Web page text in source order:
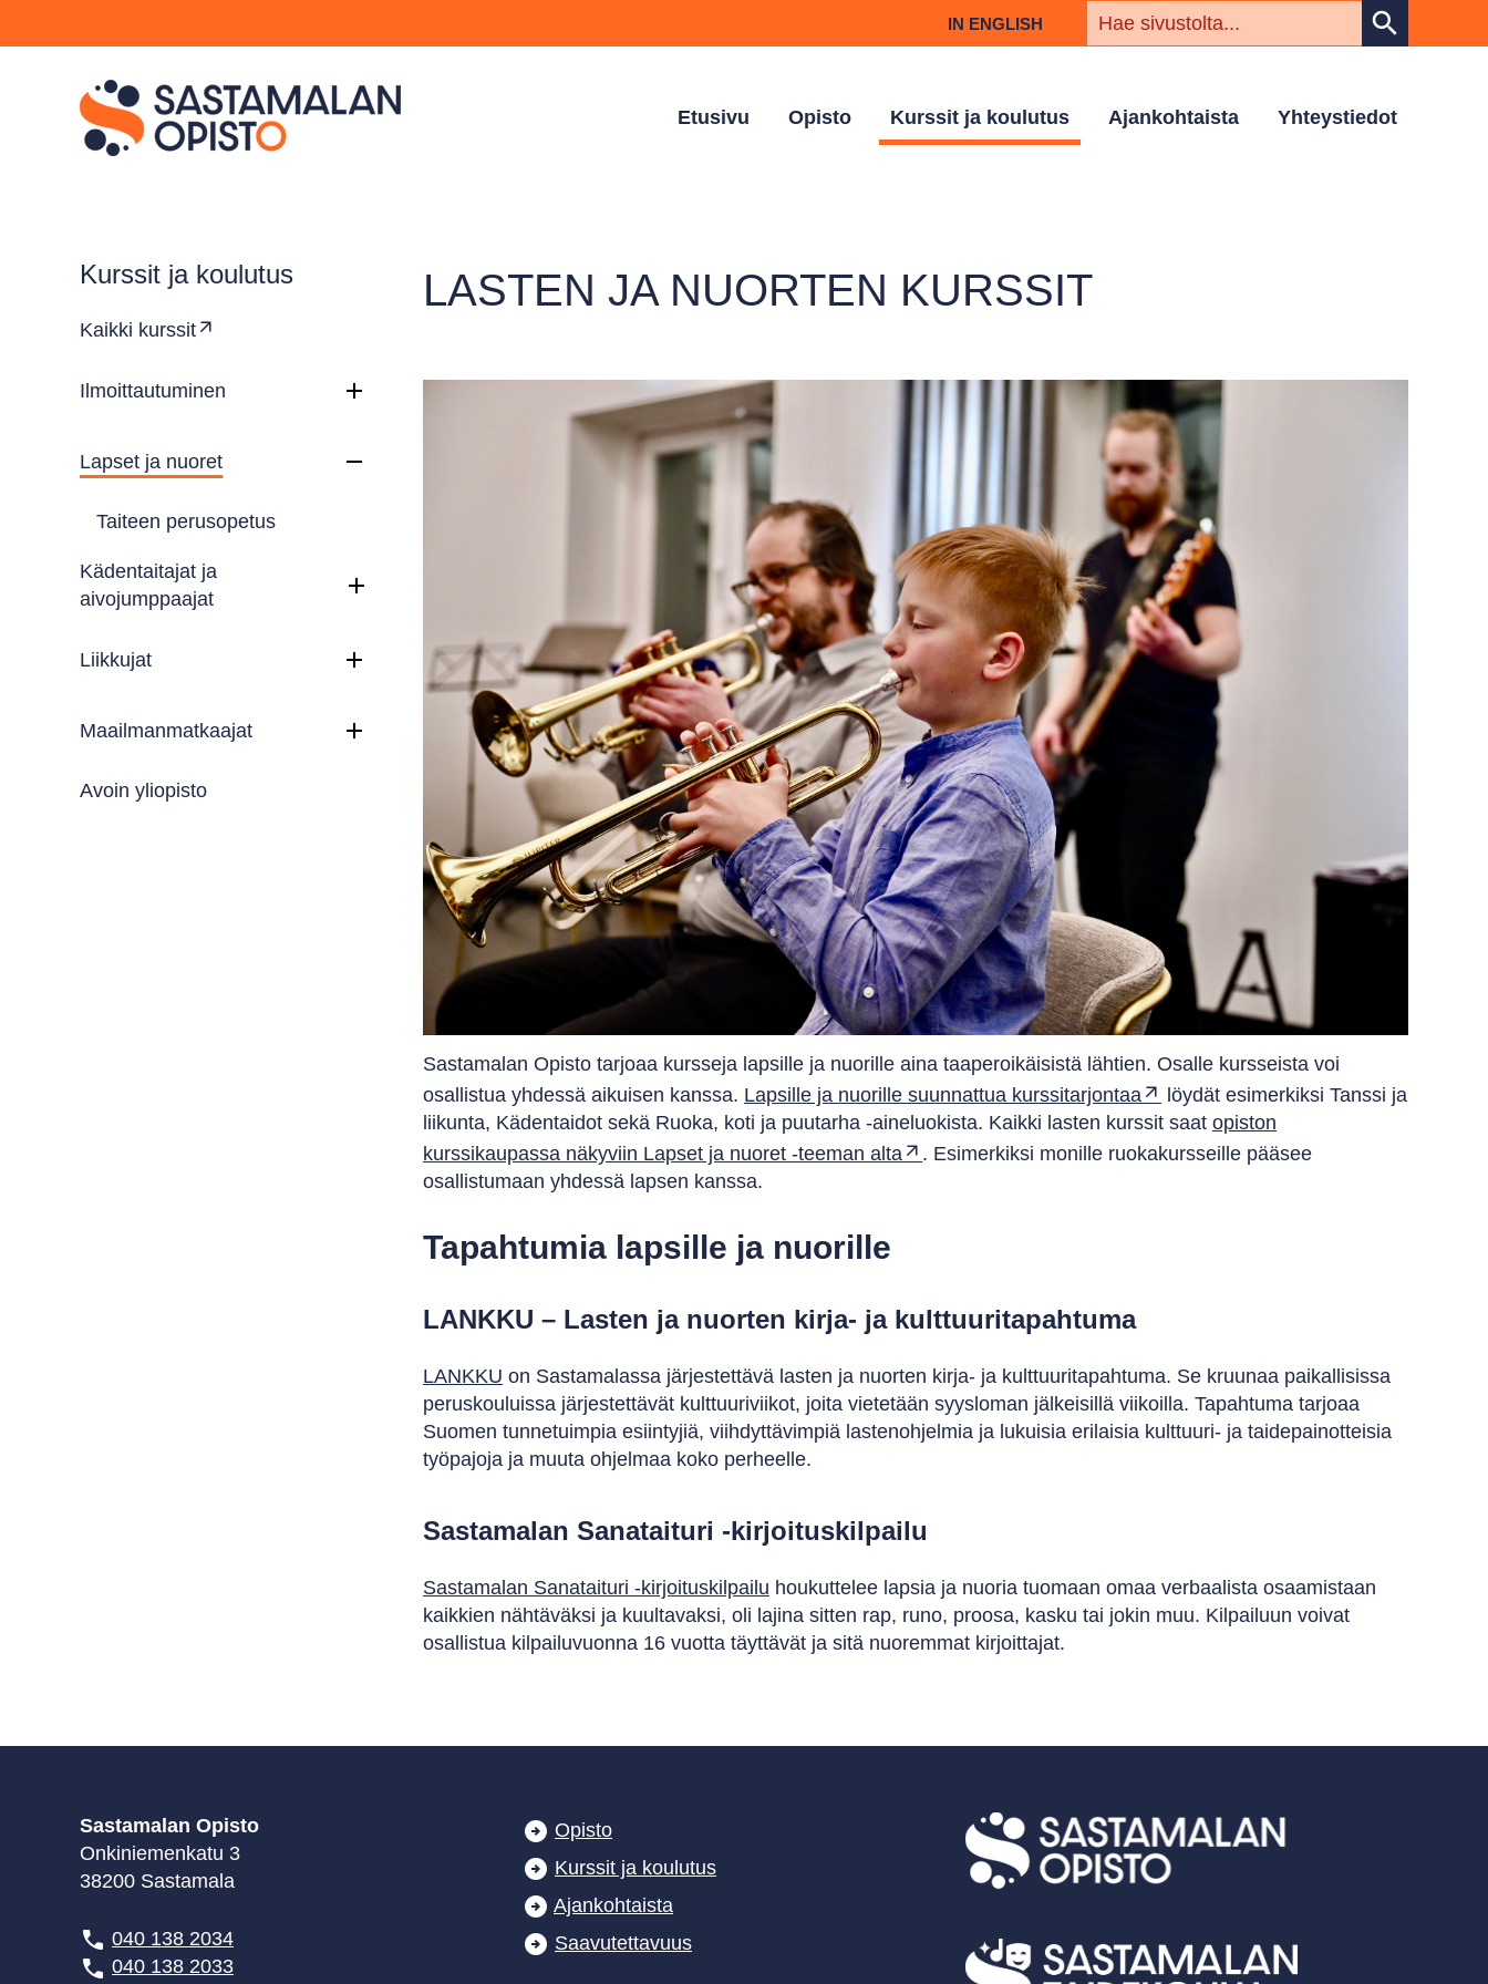
IN ENGLISH search
Etusivu Opisto Kurssit ja koulutus Ajankohtaista Yhteystiedot
Kurssit ja koulutus
Kaikki kurssit
Ilmoittautuminen
Lapset ja nuoret
Taiteen perusopetus
Kädentaitajat ja
aivojumppaajat
Liikkujat
Maailmanmatkaajat
Avoin yliopisto
LASTEN JA NUORTEN KURSSIT
Sastamalan Opisto tarjoaa kursseja lapsille ja nuorille aina taaperoikäisistä lähtien. Osalle kursseista voi
osallistua yhdessä aikuisen kanssa. Lapsille ja nuorille suunnattua kurssitarjontaa
löydät esimerkiksi Tanssi ja
liikunta, Kädentaidot sekä Ruoka, koti ja puutarha -aineluokista. Kaikki lasten kurssit saat opiston
kurssikaupassa näkyviin Lapset ja nuoret -teeman alta
. Esimerkiksi monille ruokakursseille pääsee
osallistumaan yhdessä lapsen kanssa.
Tapahtumia lapsille ja nuorille
LANKKU – Lasten ja nuorten kirja- ja kulttuuritapahtuma
LANKKU on Sastamalassa järjestettävä lasten ja nuorten kirja- ja kulttuuritapahtuma. Se kruunaa paikallisissa
peruskouluissa järjestettävät kulttuuriviikot, joita vietetään syysloman jälkeisillä viikoilla. Tapahtuma tarjoaa
Suomen tunnetuimpia esiintyjiä, viihdyttävimpiä lastenohjelmia ja lukuisia erilaisia kulttuuri- ja taidepainotteisia
työpajoja ja muuta ohjelmaa koko perheelle.
Sastamalan Sanataituri -kirjoituskilpailu
Sastamalan Sanataituri -kirjoituskilpailu houkuttelee lapsia ja nuoria tuomaan omaa verbaalista osaamistaan
kaikkien nähtäväksi ja kuultavaksi, oli lajina sitten rap, runo, proosa, kasku tai jokin muu. Kilpailuun voivat
osallistua kilpailuvuonna 16 vuotta täyttävät ja sitä nuoremmat kirjoittajat.
Sastamalan Opisto
Onkiniemenkatu 3
38200 Sastamala
040 138 2034
040 138 2033
Opisto
Kurssit ja koulutus
Ajankohtaista
Saavutettavuus